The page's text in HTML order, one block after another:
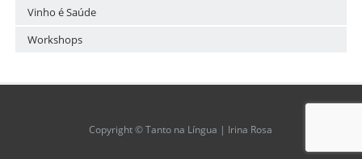
Vinho é Saúde
Workshops
Copyright © Tanto na Língua | Irina Rosa